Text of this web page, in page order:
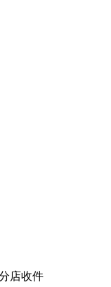
店收件